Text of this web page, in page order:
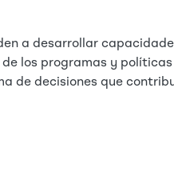
a desarrollar
los programas y
de decisiones que